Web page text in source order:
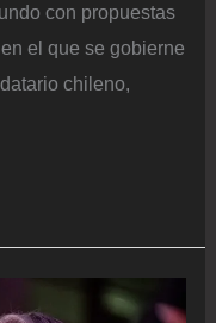
con propuestas
el que se gobierne
chileno,